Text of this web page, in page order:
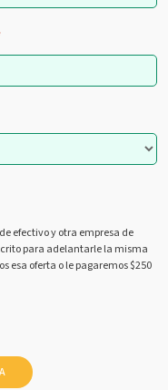
efectivo y otra empresa de
para adelantarle la misma
esa oferta o le pagaremos $250